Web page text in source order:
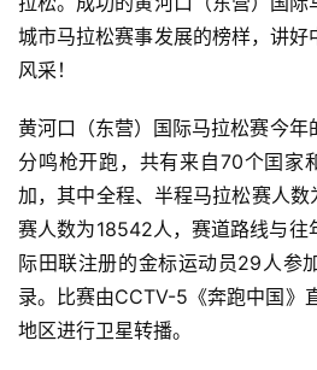
城市马拉松赛事发展的榜样，讲
风采！
黄河口（东营）国际马拉松赛今
分鸣枪开跑，共有来自70个囯家
加，其中全程、半程马拉松赛人
赛人数为18542人，赛道路线与往
际田联注册的金标运动员29人参
录。比赛由CCTV-5《奔跑中国》
地区进行卫星转播。